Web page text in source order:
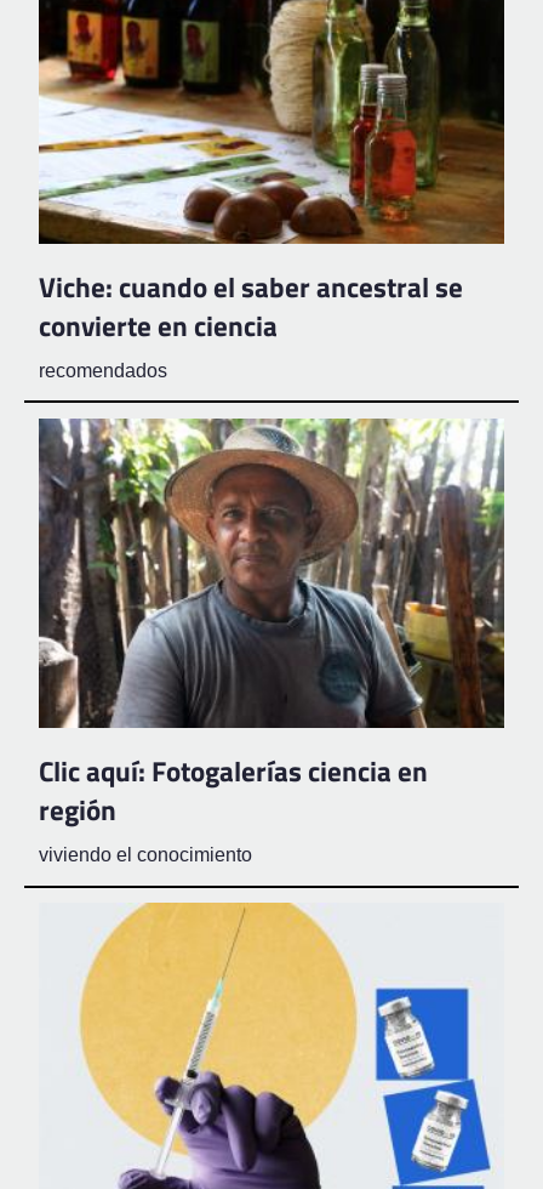
Viche: cuando el saber ancestral se
convierte en ciencia
recomendados
Clic aquí: Fotogalerías ciencia en
región
viviendo el conocimiento